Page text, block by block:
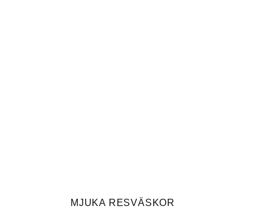
MJUKA RESVÄSKOR